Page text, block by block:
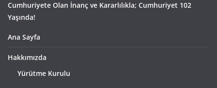
Cumhuriyete Olan İnanç ve Kararlılıkla; Cumhuriyet 102
Yaşında!
Ana Sayfa
Hakkımızda
Yürütme Kurulu